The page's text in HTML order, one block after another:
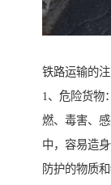
铁路运输的注
1、危险货物
燃、毒害、
中，容易造
防护的物质和